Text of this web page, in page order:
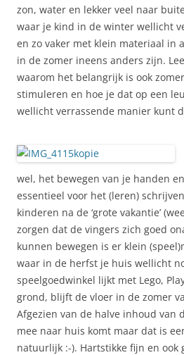
zon, water en lekker veel naar
waar je kind in de winter wellicht
en zo vaker met klein materiaal in
in de zomer ineens anders zijn.
waarom het belangrijk is ook
stimuleren en hoe je dat op een
wellicht verrassende manier kunt
wel, het bewegen van je handen
essentieel voor het (leren)
kinderen na de ‘grote vakantie’
zorgen dat de vingers zich goed
kunnen bewegen is er klein
waar in de herfst je huis wellicht
speelgoedwinkel lijkt met Lego,
grond, blijft de vloer in de zomer
Afgezien van de halve inhoud van
mee naar huis komt maar dat is
natuurlijk :-). Hartstikke fijn en ook